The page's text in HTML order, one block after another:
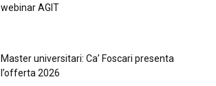
webinar AGIT
Master universitari: Ca’ Foscari presenta
l’offerta 2026